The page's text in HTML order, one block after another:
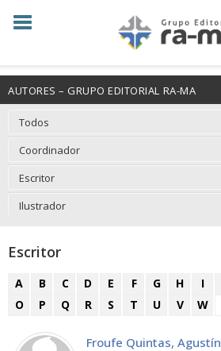
AUTORES – GRUPO EDITORIAL RA-MA
Todos
Coordinador
Escritor
Ilustrador
Escritor
A B C D E F G H I
O
P Q R S T U V W
Froufe Quintas, Agustín